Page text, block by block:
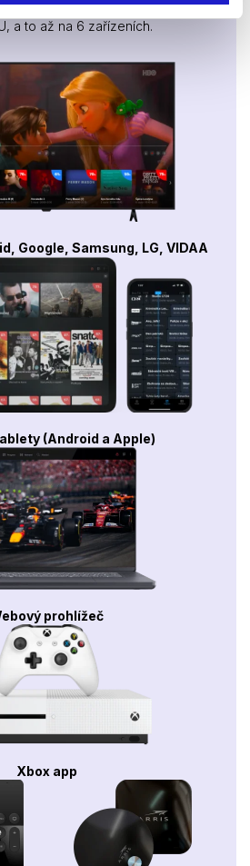
televizi jde odkudkoliv
a to až na 6 zařízeních.
Google, Samsung, LG, VIDAA
(Android a Apple)
prohlížeč
Xbox app